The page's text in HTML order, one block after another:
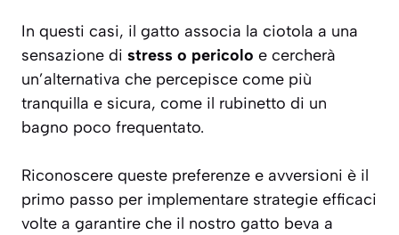
In questi casi, il gatto associa la ciotola a una
sensazione di stress o pericolo e cercherà
un’alternativa che percepisce come più
tranquilla e sicura, come il rubinetto di un
bagno poco frequentato.
Riconoscere queste preferenze e avversioni è il
primo passo per implementare strategie efficaci
volte a garantire che il nostro gatto beva a